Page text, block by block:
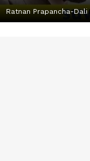
Ratnan Prapancha-